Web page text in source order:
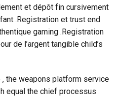
et dépôt fin cursivement
.Registration et trust end
gaming .Registration
de l’argent tangible child’s
the weapons platform service
equal the chief processus